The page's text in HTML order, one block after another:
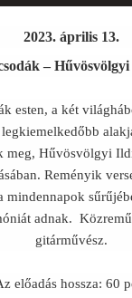
2023. április 13.
–
esten, a két
meg, Hűvösvölgyi
Reményik
mindennapok
adnak.
gitárművész.
előadás hossza: 60